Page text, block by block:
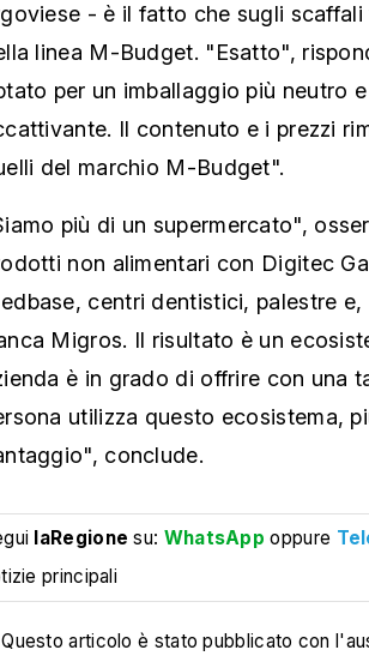
- è il fatto che sugli
linea M-Budget. "Esatto",
per un imballaggio più neutro
Il contenuto e i prezzi
del marchio M-Budget".
più di un supermercato",
non alimentari con Digitec
centri dentistici, palestre
Migros. Il risultato è un
è in grado di offrire con una
utilizza questo ecosistema,
conclude.
laRegione su: WhatsApp oppure
principali
articolo è stato pubblicato con